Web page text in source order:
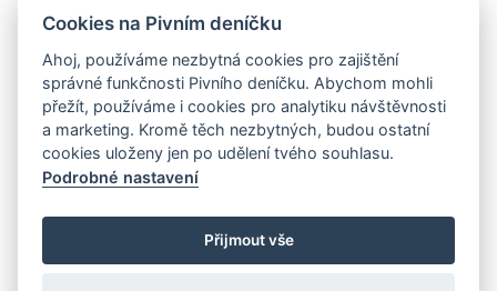
© 2010–2026 byLukáš Zemanaka Emka
Máme rádi
Pivní.info
Poznámka pod čarou
Pivní deníček je nezávislý zdroj, který není spjat s žádným
konkrétním pivovarem ani restaurací. Názory uživatelů nemusí nutně
Cookies na Pivním deníčku
Ahoj, používáme nezbytná cookies pro zajištění
správné funkčnosti Pivního deníčku. Abychom mohli
přežít, používáme i cookies pro analytiku návštěvnosti
a marketing. Kromě těch nezbytných, budou ostatní
cookies uloženy jen po udělení tvého souhlasu.
Podrobné nastavení
Přijmout vše